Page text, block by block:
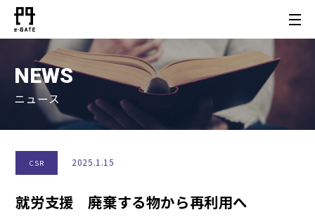
NEWS
ニュース
CSR 2025.1.15
就労支援 廃棄する物から再利用へ